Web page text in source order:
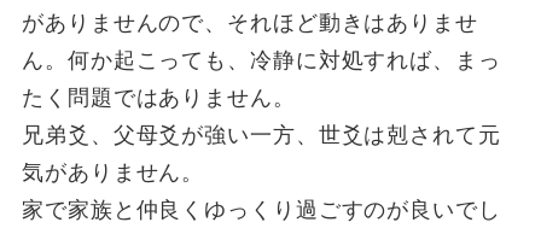
がありませんので、それほど動きはありませ
ん。何か起こっても、冷静に対処すれば、まっ
たく問題ではありません。
兄弟爻、父母爻が強い一方、世爻は剋されて元
気がありません。
家で家族と仲良くゆっくり過ごすのが良いでし